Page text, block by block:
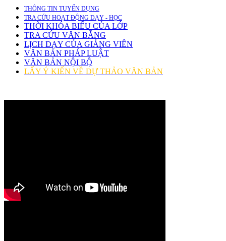
THÔNG TIN TUYỂN DỤNG
TRA CỨU HOẠT ĐỘNG DẠY - HỌC
THỜI KHÓA BIỂU CỦA LỚP
TRA CỨU VĂN BẰNG
LỊCH DẠY CỦA GIẢNG VIÊN
VĂN BẢN PHÁP LUẬT
VĂN BẢN NỘI BỘ
LẤY Ý KIẾN VỀ DỰ THẢO VĂN BẢN